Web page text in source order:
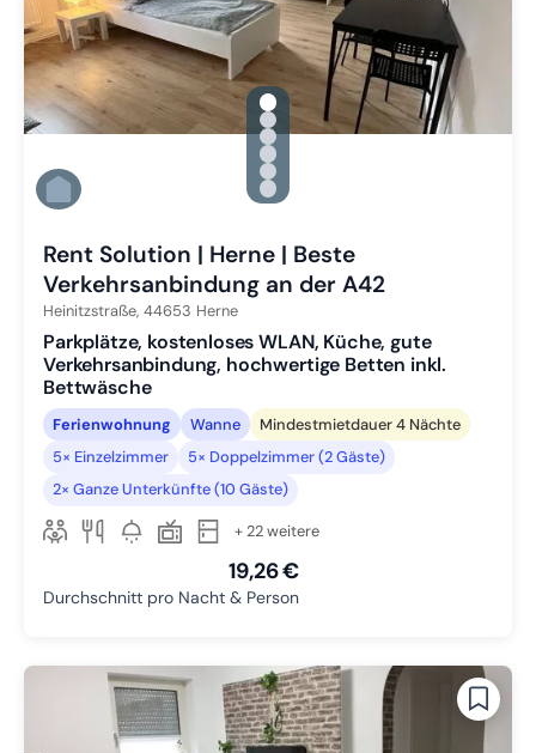
gallery.slide_selector
Zu Slide 1 wechseln
Zu Slide 2 wechseln
Zu Slide 3 wechseln
Zu Slide 4 wechseln
Zu Slide 5 wechseln
Zu Slide 6 wechseln
Rent Solution | Herne | Beste
Verkehrsanbindung an der A42
Heinitzstraße, 44653 Herne
Parkplätze, kostenloses WLAN, Küche, gute
Verkehrsanbindung, hochwertige Betten inkl.
Bettwäsche
Ferienwohnung Wanne
Mindestmietdauer 4 Nächte
5× Einzelzimmer
5× Doppelzimmer (2 Gäste)
2× Ganze Unterkünfte (10 Gäste)
+ 22 weitere
19,26 €
Durchschnitt pro Nacht & Person